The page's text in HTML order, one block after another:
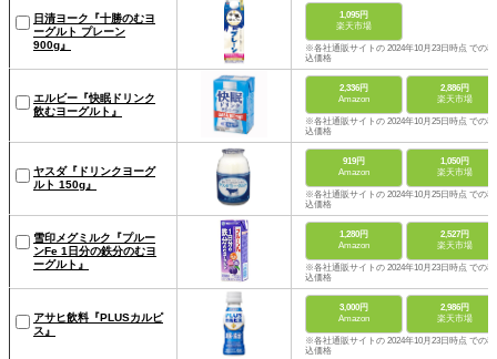
日清ヨーク『十勝のむヨ
ーグルト プレーン
900g』
1,095円
楽天市場
※各社通販サイトの 2024年10月23日時点 での税
込価格
エルビー『快眠ドリンク
飲むヨーグルト』
2,336円
Amazon
2,886円
楽天市場
※各社通販サイトの 2024年10月25日時点 での税
込価格
ヤスダ『ドリンクヨーグ
ルト 150g』
919円
Amazon
1,050円
楽天市場
※各社通販サイトの 2024年10月25日時点 での税
込価格
雪印メグミルク『プルー
ンFe 1日分の鉄分のむヨ
ーグルト』
1,280円
Amazon
2,527円
楽天市場
※各社通販サイトの 2024年10月23日時点 での税
込価格
アサヒ飲料『PLUSカルピ
ス』
3,000円
Amazon
2,986円
楽天市場
※各社通販サイトの 2024年10月23日時点 での税
込価格